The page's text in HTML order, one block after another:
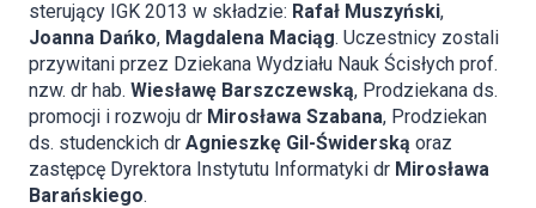
sterujący IGK 2013 w składzie: Rafał Muszyński,
Joanna Dańko, Magdalena Maciąg. Uczestnicy zostali
przywitani przez Dziekana Wydziału Nauk Ścisłych prof.
nzw. dr hab. Wiesławę Barszczewską, Prodziekana ds.
promocji i rozwoju dr Mirosława Szabana, Prodziekan
ds. studenckich dr Agnieszkę Gil-Świderską oraz
zastępcę Dyrektora Instytutu Informatyki dr Mirosława
Barańskiego.